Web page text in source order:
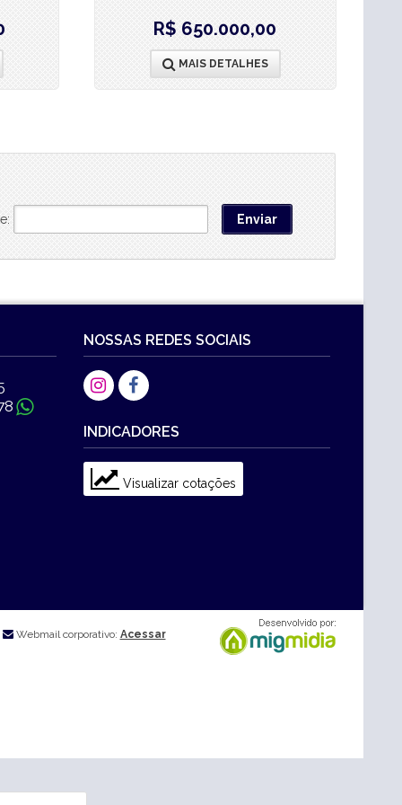
R$ 650.000,00
MAIS DETALHES
NOSSAS REDES SOCIAIS
INDICADORES
Visualizar cotações
Webmail corporativo: Acessar